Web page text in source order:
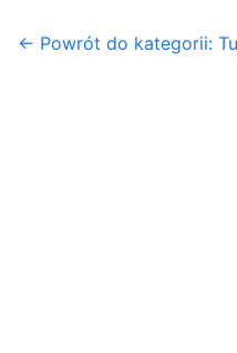
← Powrót do kategorii: